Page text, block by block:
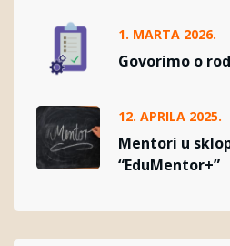
1. MARTA 2026.
Govorimo o
12. APRILA 2025.
Mentori u
“EduMentor+”